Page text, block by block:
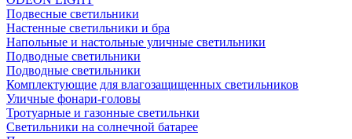
Подвесные светильники
Настенные светильники и бра
Напольные и настольные уличные светильники
Подводные светильники
Подводные светильники
Комплектующие для влагозащищенных светильников
Уличные фонари-головы
Тротуарные и газонные светильнки
Светильники на солнечной батарее